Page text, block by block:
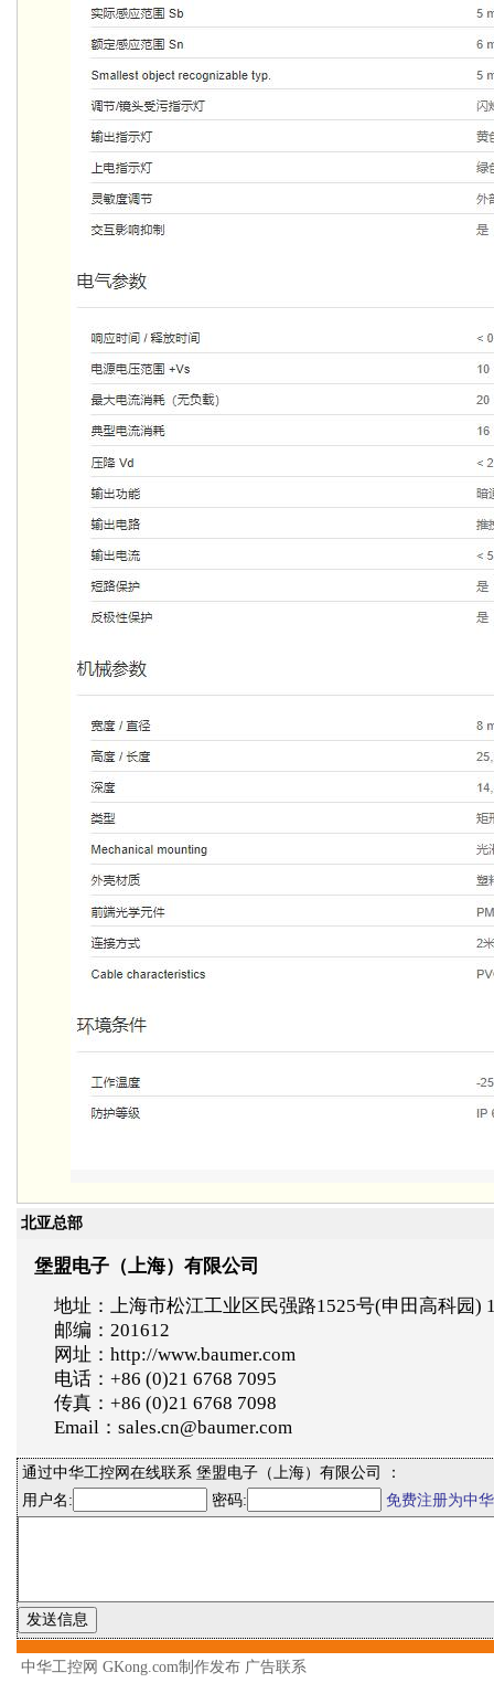
北亚总部
堡盟电子（上海）有限公司
地址：上海市松江工业区民强路1525号(申田高科园)
邮编：201612
网址：http://www.baumer.com
电话：+86 (0)21 6768 7095
传真：+86 (0)21 6768 7098
Email：sales.cn@baumer.com
通过中华工控网在线联系 堡盟电子（上海）有限公司 ：
用户名:
密码: 免费注册为中
中华工控网 GKong.com制作发布 广告联系